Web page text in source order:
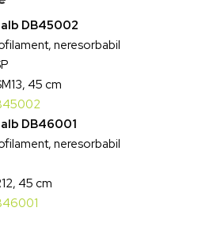
alb DB45002
neresorbabil
45 cm
DB46001
neresorbabil
45 cm